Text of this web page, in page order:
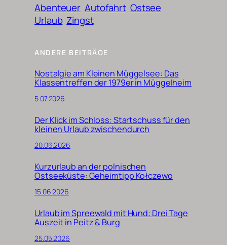
Abenteuer Autofahrt Ostsee
Urlaub Zingst
ANDERE BEITRÄGE
Nostalgie am Kleinen Müggelsee: Das
Klassentreffen der 1979er in Müggelheim
5.07.2026
Der Klick im Schloss: Startschuss für den
kleinen Urlaub zwischendurch
20.06.2026
Kurzurlaub an der polnischen
Ostseeküste: Geheimtipp Kołczewo
15.06.2026
Urlaub im Spreewald mit Hund: Drei Tage
Auszeit in Peitz & Burg
25.05.2026